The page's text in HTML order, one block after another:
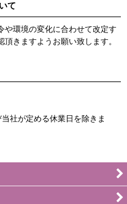
て
や環境の変化に合わせて改定す
きますようお願い致します。
社が定める休業日を除きま